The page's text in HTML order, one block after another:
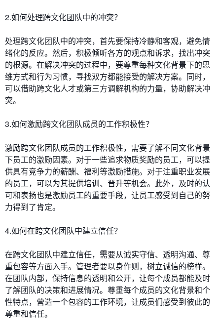
2.如何处理跨文化团队中的冲突？
处理跨文化团队中的冲突，首先要保持冷静和客观，避免情
绪化的反应。然后，积极倾听各方的观点和诉求，找出冲突
的根源。在解决冲突的过程中，要尊重每种文化背景下的思
维方式和行为习惯，寻找双方都能接受的解决方案。同时，
可以借助跨文化人才或第三方调解机构的力量，协助解决冲
突。
3.如何激励跨文化团队成员的工作积极性？
激励跨文化团队成员的工作积极性，需要了解不同文化背景
下员工的激励因素。对于一些追求物质奖励的员工，可以提
供具有竞争力的薪酬、福利等激励措施。对于注重职业发展
的员工，可以为其提供培训、晋升等机会。此外，及时的认
可和表扬也是激励员工的重要手段，让员工感受到自己的努
力得到了肯定。
4.如何在跨文化团队中建立信任？
在跨文化团队中建立信任，需要从诚实守信、透明沟通、尊
重包容等方面入手。管理者要以身作则，树立诚信的榜样。
在团队内部，保持信息的透明和公开，让每个成员都能及时
了解团队的决策和进展情况。尊重每个成员的文化背景和个
性特点，营造一个包容的工作环境，让成员们感受到彼此的
尊重和信任。